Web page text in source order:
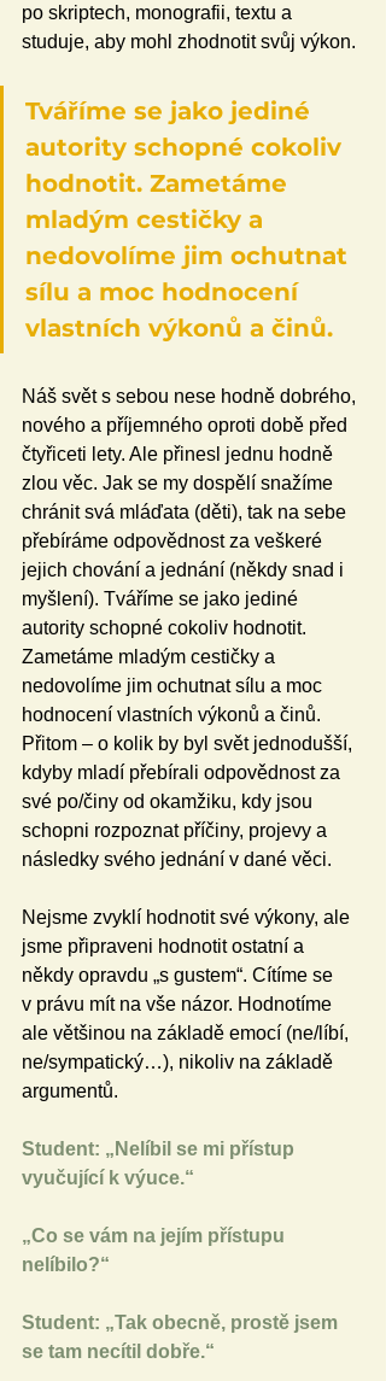
po skriptech, monografii, textu a
studuje, aby mohl zhodnotit svůj výkon.
Tváříme se jako jediné
autority schopné cokoliv
hodnotit. Zametáme
mladým cestičky a
nedovolíme jim ochutnat
sílu a moc hodnocení
vlastních výkonů a činů.
Náš svět s sebou nese hodně dobrého,
nového a příjemného oproti době před
čtyřiceti lety. Ale přinesl jednu hodně
zlou věc. Jak se my dospělí snažíme
chránit svá mláďata (děti), tak na sebe
přebíráme odpovědnost za veškeré
jejich chování a jednání (někdy snad i
myšlení). Tváříme se jako jediné
autority schopné cokoliv hodnotit.
Zametáme mladým cestičky a
nedovolíme jim ochutnat sílu a moc
hodnocení vlastních výkonů a činů.
Přitom – o kolik by byl svět jednodušší,
kdyby mladí přebírali odpovědnost za
své po/činy od okamžiku, kdy jsou
schopni rozpoznat příčiny, projevy a
následky svého jednání v dané věci.
Nejsme zvyklí hodnotit své výkony, ale
jsme připraveni hodnotit ostatní a
někdy opravdu „s gustem“. Cítíme se
v právu mít na vše názor. Hodnotíme
ale většinou na základě emocí (ne/líbí,
ne/sympatický…), nikoliv na základě
argumentů.
Student: „Nelíbil se mi přístup
vyučující k výuce.“
„Co se vám na jejím přístupu
nelíbilo?“
Student: „Tak obecně, prostě jsem
se tam necítil dobře.“